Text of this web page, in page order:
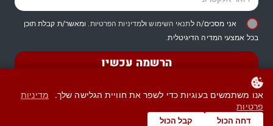
אני מסכים/ה לתנאי השימושולמדיניות הפרטיות. ומאשר/ת קבלת תוכן
בכל אמצעי המדיה הדיגיטלית.
הרשמה עכשיו
© כל הזכויות שמורות -
אנו משתמשים בעוגיות כדי לשפר את חוויית הגלישה שלך.
מדיניות
פרטיות
דחה הכול קבל הכול